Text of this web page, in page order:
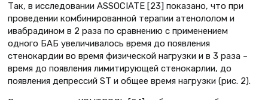
Так, в исследовании ASSOCIATE [23] показано, что при
проведении комбинированной терапии атенололом и
ивабрадином в 2 раза по сравнению с применением
одного БАБ увеличивалось время до появления
стенокардии во время физической нагрузки и в 3 раза –
время до появления лимитирующей стенокарлии, до
появления депрессий ST и общее время нагрузки (рис. 2).